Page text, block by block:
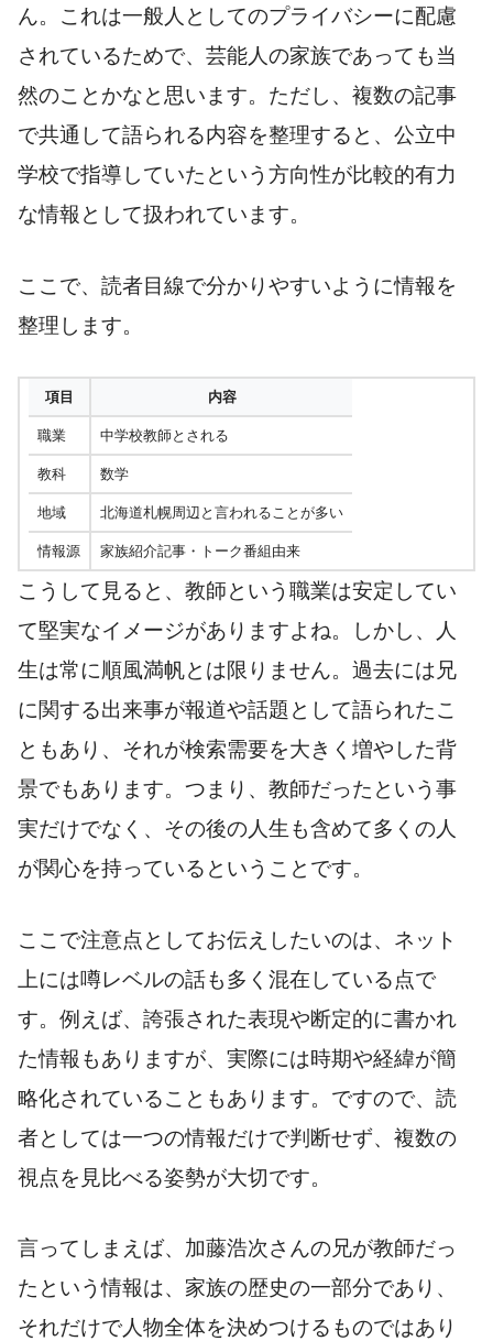
ん。これは一般人としてのプライバシーに配慮
されているためで、芸能人の家族であっても当
然のことかなと思います。ただし、複数の記事
で共通して語られる内容を整理すると、公立中
学校で指導していたという方向性が比較的有力
な情報として扱われています。
ここで、読者目線で分かりやすいように情報を
整理します。
項目 内容
職業 中学校教師とされる
教科 数学
地域 北海道札幌周辺と言われることが多い
情報源 家族紹介記事・トーク番組由来
こうして見ると、教師という職業は安定してい
て堅実なイメージがありますよね。しかし、人
生は常に順風満帆とは限りません。過去には兄
に関する出来事が報道や話題として語られたこ
ともあり、それが検索需要を大きく増やした背
景でもあります。つまり、教師だったという事
実だけでなく、その後の人生も含めて多くの人
が関心を持っているということです。
ここで注意点としてお伝えしたいのは、ネット
上には噂レベルの話も多く混在している点で
す。例えば、誇張された表現や断定的に書かれ
た情報もありますが、実際には時期や経緯が簡
略化されていることもあります。ですので、読
者としては一つの情報だけで判断せず、複数の
視点を見比べる姿勢が大切です。
言ってしまえば、加藤浩次さんの兄が教師だっ
たという情報は、家族の歴史の一部分であり、
それだけで人物全体を決めつけるものではあり